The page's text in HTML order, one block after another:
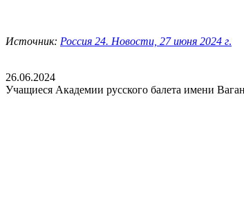
Источник: Россия 24. Новости, 27 июня 2024 г.
26.06.2024
Учащиеся Академии русского балета имени